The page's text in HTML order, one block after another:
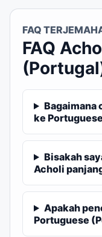
FAQ
FAQ
Bagaimana
ke
Bisakah
Acholi
Apakah
Portuguese